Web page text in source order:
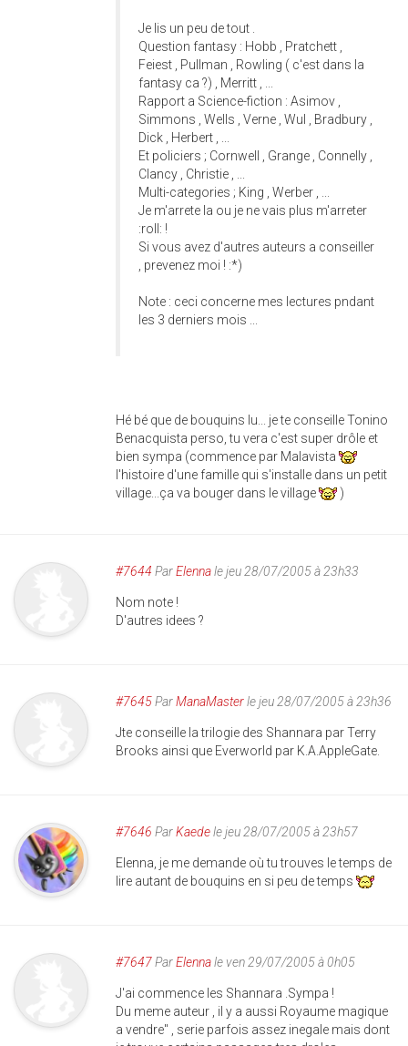
Je lis un peu de tout .
Question fantasy : Hobb , Pratchett ,
Feiest , Pullman , Rowling ( c'est dans la
fantasy ca ?) , Merritt , ...
Rapport a Science-fiction : Asimov ,
Simmons , Wells , Verne , Wul , Bradbury ,
Dick , Herbert , ...
Et policiers ; Cornwell , Grange , Connelly ,
Clancy , Christie , ...
Multi-categories ; King , Werber , ...
Je m'arrete la ou je ne vais plus m'arreter
:roll: !
Si vous avez d'autres auteurs a conseiller
, prevenez moi ! :*)
Note : ceci concerne mes lectures pndant
les 3 derniers mois ...
Hé bé que de bouquins lu... je te conseille Tonino
Benacquista perso, tu vera c'est super drôle et
bien sympa (commence par Malavista
l'histoire d'une famille qui s'installe dans un petit
village...ça va bouger dans le village
)
#7644 ParElennale jeu 28/07/2005 à 23h33
Nom note !
D'autres idees ?
#7645ParManaMasterle jeu 28/07/2005 à 23h36
Jte conseille la trilogie des Shannara par Terry
Brooks ainsi que Everworld par K.A.AppleGate.
#7646 ParKaedele jeu 28/07/2005 à 23h57
Elenna, je me demande où tu trouves le temps de
lire autant de bouquins en si peu de temps
#7647ParElennale ven 29/07/2005 à 0h05
J'ai commence les Shannara .Sympa !
Du meme auteur , il y a aussi Royaume magique
a vendre" , serie parfois assez inegale mais dont